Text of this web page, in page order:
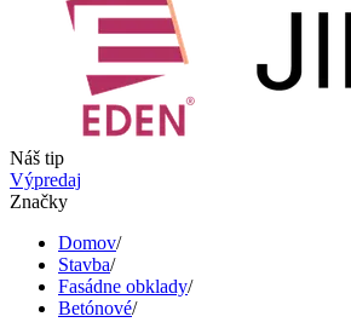
Náš tip
Výpredaj
Značky
Domov/
Stavba/
Fasádne obklady/
Betónové/